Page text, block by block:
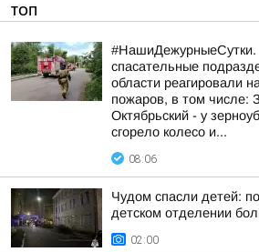
ТОП
#НашиДежурныеСутки.
спасательные
области реагировали
пожаров, в том числе:
Октябрьский - у
сгорело колесо и...
08:06
Чудом спасли детей:
детском отделении
02:00